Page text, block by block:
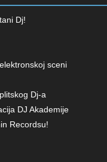
Dj!
sceni
Dj-a
DJ Akademije
Recordsu!